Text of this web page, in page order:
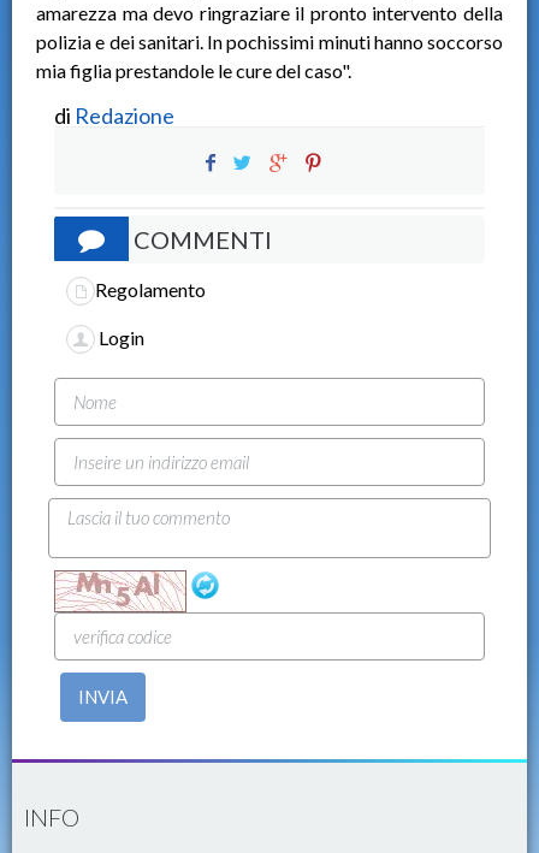
amarezza ma devo ringraziare il pronto intervento della
polizia e dei sanitari. In pochissimi minuti hanno soccorso
mia figlia prestandole le cure del caso".
di Redazione
COMMENTI
Regolamento
Login
INVIA
INFO